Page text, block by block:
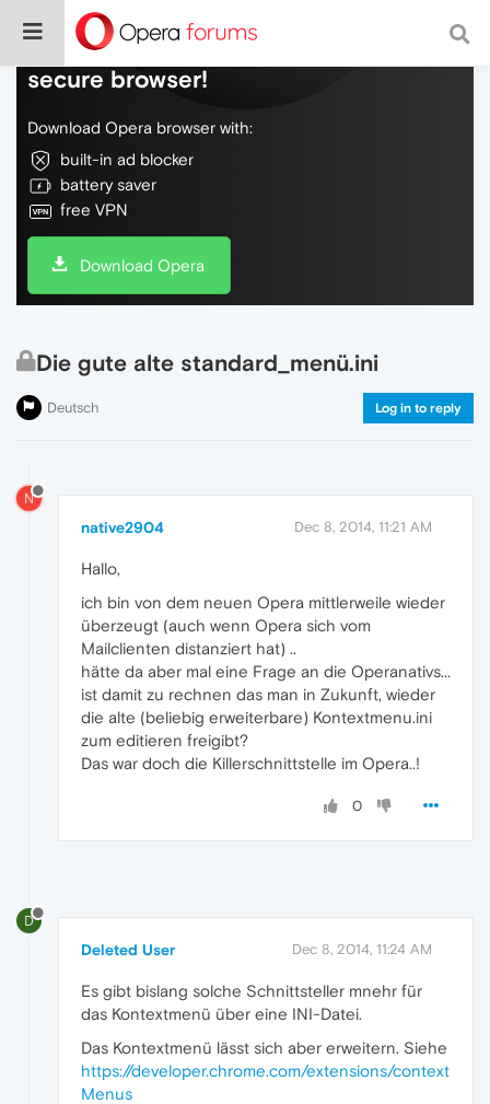
Do more on the web, with a fast and
secure browser!
Download Opera browser with:
built-in ad blocker
battery saver
free VPN
Download Opera
Die gute alte standard_menü.ini
Deutsch Log in to reply
N
native2904 Dec 8, 2014, 11:21 AM
Hallo,
ich bin von dem neuen Opera mittlerweile wieder
überzeugt (auch wenn Opera sich vom
Mailclienten distanziert hat) ..
hätte da aber mal eine Frage an die Operanativs...
ist damit zu rechnen das man in Zukunft, wieder
die alte (beliebig erweiterbare) Kontextmenu.ini
zum editieren freigibt?
Das war doch die Killerschnittstelle im Opera..!
0
D
Deleted User Dec 8, 2014, 11:24 AM
Es gibt bislang solche Schnittsteller mnehr für
das Kontextmenü über eine INI-Datei.
Das Kontextmenü lässt sich aber erweitern. Siehe
https://developer.chrome.com/extensions/context
Menus